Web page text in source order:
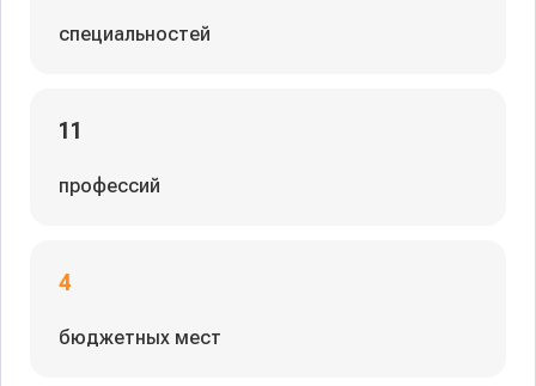
специальностей
11
профессий
4
бюджетных мест